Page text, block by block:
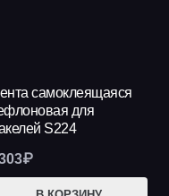
самоклеящаяся
для
S224
₽